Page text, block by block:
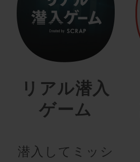
リアル潜入
ゲーム
潜入してミッシ